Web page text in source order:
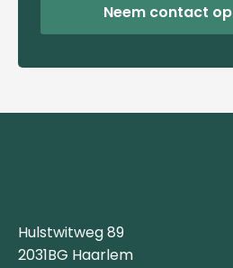
Neem contact op
Hulstwitweg 89
2031BG Haarlem